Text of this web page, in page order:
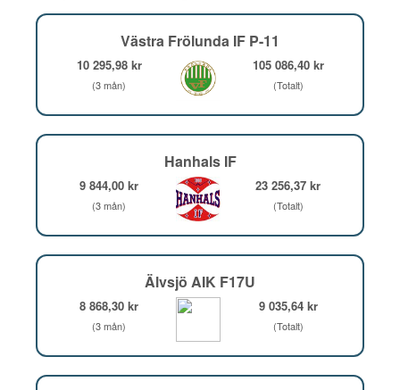
Västra Frölunda IF P-11
10 295,98 kr
(3 mån)
105 086,40 kr
(Totalt)
Hanhals IF
9 844,00 kr
(3 mån)
23 256,37 kr
(Totalt)
Älvsjö AIK F17U
8 868,30 kr
(3 mån)
9 035,64 kr
(Totalt)